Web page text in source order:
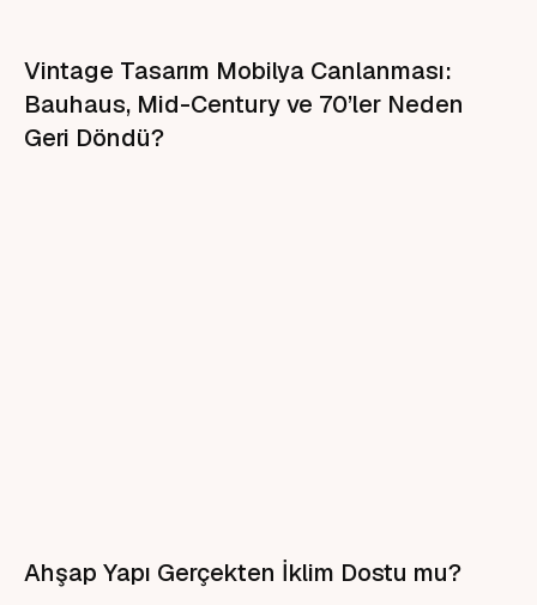
Vintage Tasarım Mobilya Canlanması:
Bauhaus, Mid-Century ve 70’ler Neden
Geri Döndü?
Ahşap Yapı Gerçekten İklim Dostu mu?